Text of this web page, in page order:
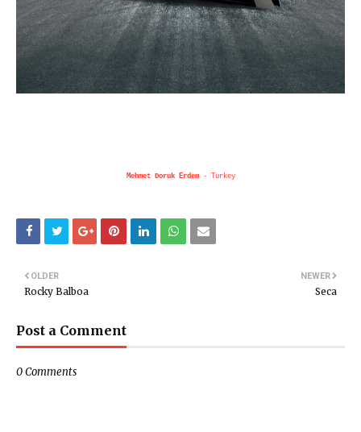
Mehmet Doruk Erdem- Turkey
NEWER
Seca
OLDER
Rocky Balboa
Post a Comment
0 Comments